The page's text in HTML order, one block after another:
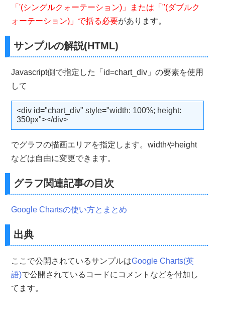
「'(シングルクォーテーション)」または「"(ダブルク
ォーテーション)」で括る必要があります。
サンプルの解説(HTML)
Javascript側で指定した「id=chart_div」の要素を使用
して
<div id="chart_div" style="width: 100%; height:
350px"></div>
でグラフの描画エリアを指定します。widthやheight
などは自由に変更できます。
グラフ関連記事の目次
Google Chartsの使い方とまとめ
出典
ここで公開されているサンプルはGoogle Charts(英
語)で公開されているコードにコメントなどを付加し
てます。